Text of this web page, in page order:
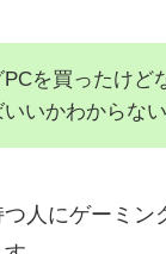
を買ったけど
いいかわからな
人にゲーミン